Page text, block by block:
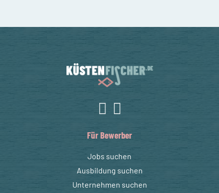
Für Bewerber
Jobs suchen
Ausbildung suchen
Unternehmen suchen